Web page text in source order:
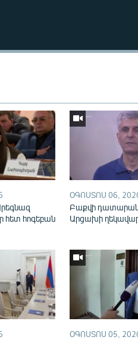
240p
հետ հոգեբան
ՕԳՈՍՏՈՍ 06,
Բաքվի դատարանը
Արցախի
ՕԳՈՍՏՈՍ 05,